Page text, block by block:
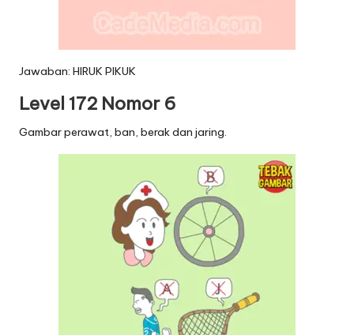
Jawaban: HIRUK PIKUK
Level 172 Nomor 6
Gambar perawat, ban, berak dan jaring.